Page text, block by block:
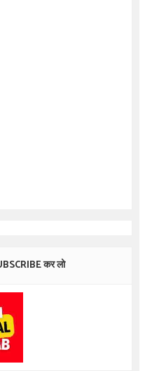
कर लो